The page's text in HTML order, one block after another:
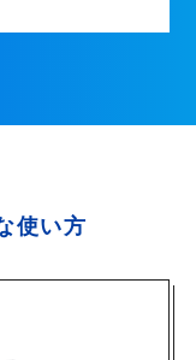
使い方